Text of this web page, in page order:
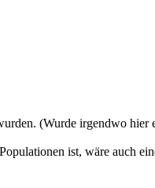
(Wurde irgendwo hier
ist, wäre auch